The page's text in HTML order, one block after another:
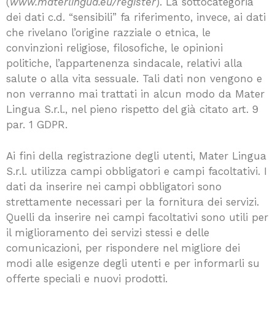
dei dati c.d. “sensibili” fa riferimento, invece, ai dati
che rivelano l’origine razziale o etnica, le
convinzioni religiose, filosofiche, le opinioni
politiche, l’appartenenza sindacale, relativi alla
salute o alla vita sessuale. Tali dati non vengono e
non verranno mai trattati in alcun modo da Mater
Lingua S.r.l., nel pieno rispetto del già citato art. 9
par. 1 GDPR.
Ai fini della registrazione degli utenti, Mater Lingua
S.r.l. utilizza campi obbligatori e campi facoltativi. I
dati da inserire nei campi obbligatori sono
strettamente necessari per la fornitura dei servizi.
Quelli da inserire nei campi facoltativi sono utili per
il miglioramento dei servizi stessi e delle
comunicazioni, per rispondere nel migliore dei
modi alle esigenze degli utenti e per informarli su
offerte speciali e nuovi prodotti.